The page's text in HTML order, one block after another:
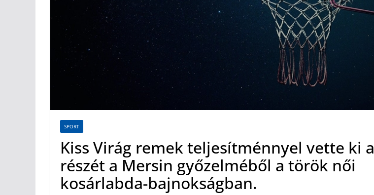
SPORT
Kiss Virág remek teljesítménnyel vette ki a
részét a Mersin győzelméből a török női
kosárlabda-bajnokságban.